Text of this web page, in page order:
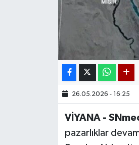
26.05.2026 - 16:25
VİYANA -
pazarlıklar